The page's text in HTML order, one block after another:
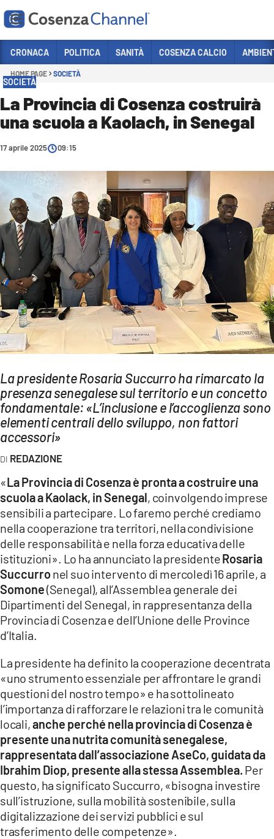
Sezioni
POLITICA
ITALIA MONDO
SANITÀ
SPORT
CULTURA
AMBIENTE
Streaming
LAC TV
LAC NETWORK
LAC ONAIR
LaC
Network
LACPLAY.IT
LACTV.IT
LACONAIR.IT
LACITYMAG.IT
ILREGGINO.IT
COSENZACHANNEL.IT
ILVIBONESE.IT
CATANZAROCHANNEL.IT
LACAPITALENEWS.IT
ANDROID
APPLE
CRONACA POLITICA SANITÀ COSENZA CALCIO
HOME PAGE SOCIETÀ
SOCIETÀ
La Provincia di Cosenza costruirà
una scuola a Kaolach, in Senegal
17 aprile 2025 09:15
La presidente Rosaria Succurro ha rimarcato la
presenza senegalese sul territorio e un concetto
fondamentale: «L’inclusione e l’accoglienza sono
elementi centrali dello sviluppo, non fattori
accessori»
REDAZIONE
«La Provincia di Cosenza è pronta a costruire una
scuola a Kaolack, in Senegal, coinvolgendo imprese
sensibili a partecipare. Lo faremo perché crediamo
nella cooperazione tra territori, nella condivisione
delle responsabilità e nella forza educativa delle
istituzioni». Lo ha annunciato la presidenteRosaria
Succurronel suo intervento di mercoledì 16 aprile, a
Somone(Senegal), all’Assemblea generale dei
Dipartimenti del Senegal, in rappresentanza della
Provincia di Cosenza e dell’Unione delle Province
d’Italia.
La presidente ha definito la cooperazione decentrata
«uno strumento essenziale per affrontare le grandi
questioni del nostro tempo» e ha sottolineato
l’importanza di rafforzare le relazioni tra le comunità
locali,anche perché nella provincia di Cosenza è
presente una nutrita comunità senegalese,
rappresentata dall’associazione AseCo, guidata da
Ibrahim Diop, presente alla stessa Assemblea. Per
questo, ha significato Succurro, «bisogna investire
sull’istruzione, sulla mobilità sostenibile, sulla
digitalizzazione dei servizi pubblici e sul
trasferimento delle competenze».